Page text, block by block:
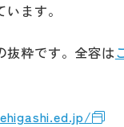
ます。
粋です。全容は